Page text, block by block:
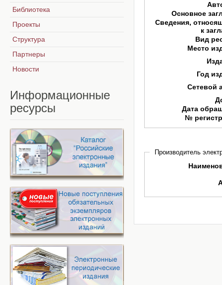
Основное
Сведения,
к
Вид
Место
Год
Сетевой
Дата
№
Производитель
Библиотека
Проекты
Структура
Партнеры
Новости
Информационные
ресурсы